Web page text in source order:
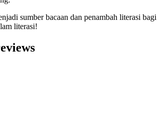
sumber bacaan dan penambah literasi bagi
literasi!